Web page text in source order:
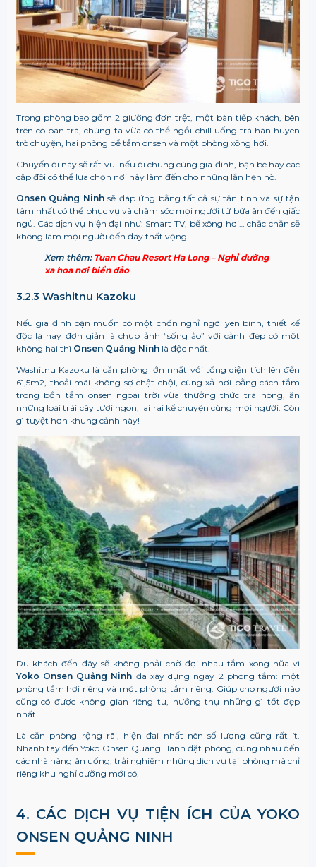
Trong phòng bao gồm 2 giường đơn trệt, một bàn tiếp khách, bên
trên có bàn trà, chúng ta vừa có thể ngồi chill uống trà hàn huyên
trò chuyện, hai phòng bể tắm onsen và một phòng xông hơi.
Chuyến đi này sẽ rất vui nếu đi chung cùng gia đình, bạn bè hay các
cặp đôi có thể lựa chọn nơi này làm đến cho những lần hẹn hò.
Onsen Quảng Ninhsẽ đáp ứng bằng tất cả sự tận tình và sự tận
tâm nhất có thể phục vụ và chăm sóc mọi người từ bữa ăn đến giấc
ngủ. Các dịch vụ hiện đại như: Smart TV, bể xông hơi… chắc chắn sẽ
không làm mọi người đến đây thất vọng.
Xem thêm: Tuan Chau Resort Ha Long – Nghỉ dưỡng
xa hoa nơi biển đảo
3.2.3 Washitnu Kazoku
Nếu gia đình bạn muốn có một chốn nghỉ ngơi yên bình, thiết kế
độc lạ hay đơn giản là chụp ảnh “sống ảo” với cảnh đẹp có một
không hai thì Onsen Quảng Ninhlà độc nhất.
Washitnu Kazoku là căn phòng lớn nhất với tổng diện tích lên đến
61,5m2, thoải mái không sợ chật chội, cùng xả hơi bằng cáchtắm
trong bồn tắm onsen ngoài trời vừa thưởng thức trà nóng, ăn
những loại trái cây tươi ngon, lai rai kể chuyện cùng mọi người. Còn
gì tuyệt hơn khung cảnh này!
Du khách đến đây sẽ không phải chờ đợi nhau tắm xong nữa vì
Yoko Onsen Quảng Ninh đã xây dựng ngày 2 phòng tắm: một
phòng tắm hơi riêng và một phòng tắm riêng. Giúp cho người nào
cũng có được không gian riêng tư, hưởng thụ những gì tốt đẹp
nhất
Là căn phòng rộng rãi, hiện đại nhất nên số lượng cũng rất ít.
Nhanh tay đến Yoko Onsen Quang Hanh đặt phòng, cùng nhau đến
các nhà hàng ăn uống, trải nghiệm những dịch vụ tại phòng mà chỉ
riêng khu nghỉ dưỡng mới có.
4. CÁC DỊCH VỤ TIỆN ÍCH CỦA YOKO
ONSEN QUẢNG NINH